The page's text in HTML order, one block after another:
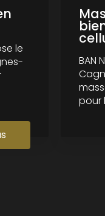
le
BAN
pour